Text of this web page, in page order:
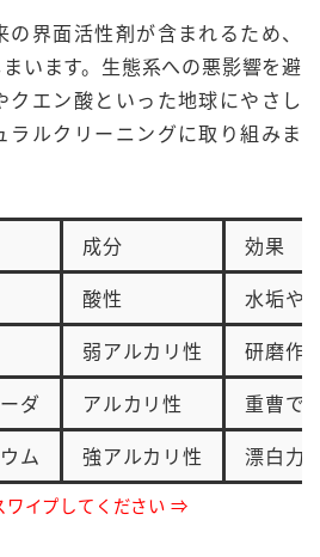
の界面活性剤が含まれるため、
います。生態系への悪影響を避
クエン酸といった地球にやさし
ラルクリーニングに取り組みま
ワイプしてください ⇒
成分
効果
酸性
水垢や
弱アルカリ性
研磨作
ダ アルカリ性
重曹で
ム 強アルカリ性 漂白力